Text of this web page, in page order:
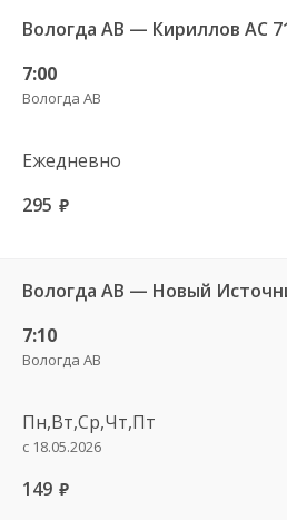
Вологда АВ — Кириллов АС
7:00
Вологда АВ
Ежедневно
295 руб.
Вологда АВ — Новый
7:10
Вологда АВ
Пн,Вт,Ср,Чт,Пт
с 18.05.2026
149 руб.